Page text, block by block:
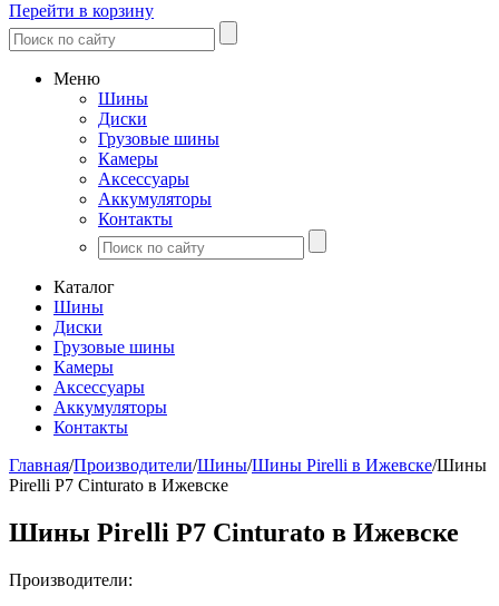
Перейти в корзину
Меню
Шины
Диски
Грузовые шины
Камеры
Аксессуары
Аккумуляторы
Контакты
Каталог
Шины
Диски
Грузовые шины
Камеры
Аксессуары
Аккумуляторы
Контакты
Главная/Производители/Шины/Шины Pirelli в Ижевске/Шины
Pirelli P7 Cinturato в Ижевске
Шины Pirelli P7 Cinturato в Ижевске
Производители: